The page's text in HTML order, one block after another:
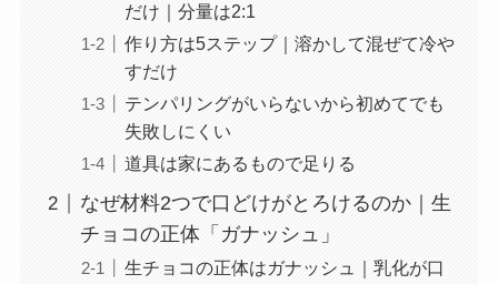
だけ｜分量は2:1
作り方は5ステップ｜溶かして混ぜて冷や
すだけ
テンパリングがいらないから初めてでも
失敗しにくい
道具は家にあるもので足りる
なぜ材料2つで口どけがとろけるのか｜生
チョコの正体「ガナッシュ」
生チョコの正体はガナッシュ｜乳化が口